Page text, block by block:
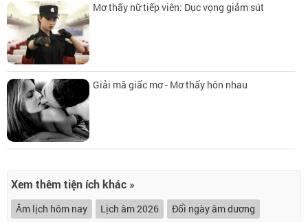
Mơ thấy nữ tiếp viên: Dục vọng giảm sút
Giải mã giấc mơ - Mơ thấy hôn nhau
Xem thêm tiện ích khác »
Âm lịch hôm nay Lịch âm 2026
Đổi ngày âm dương